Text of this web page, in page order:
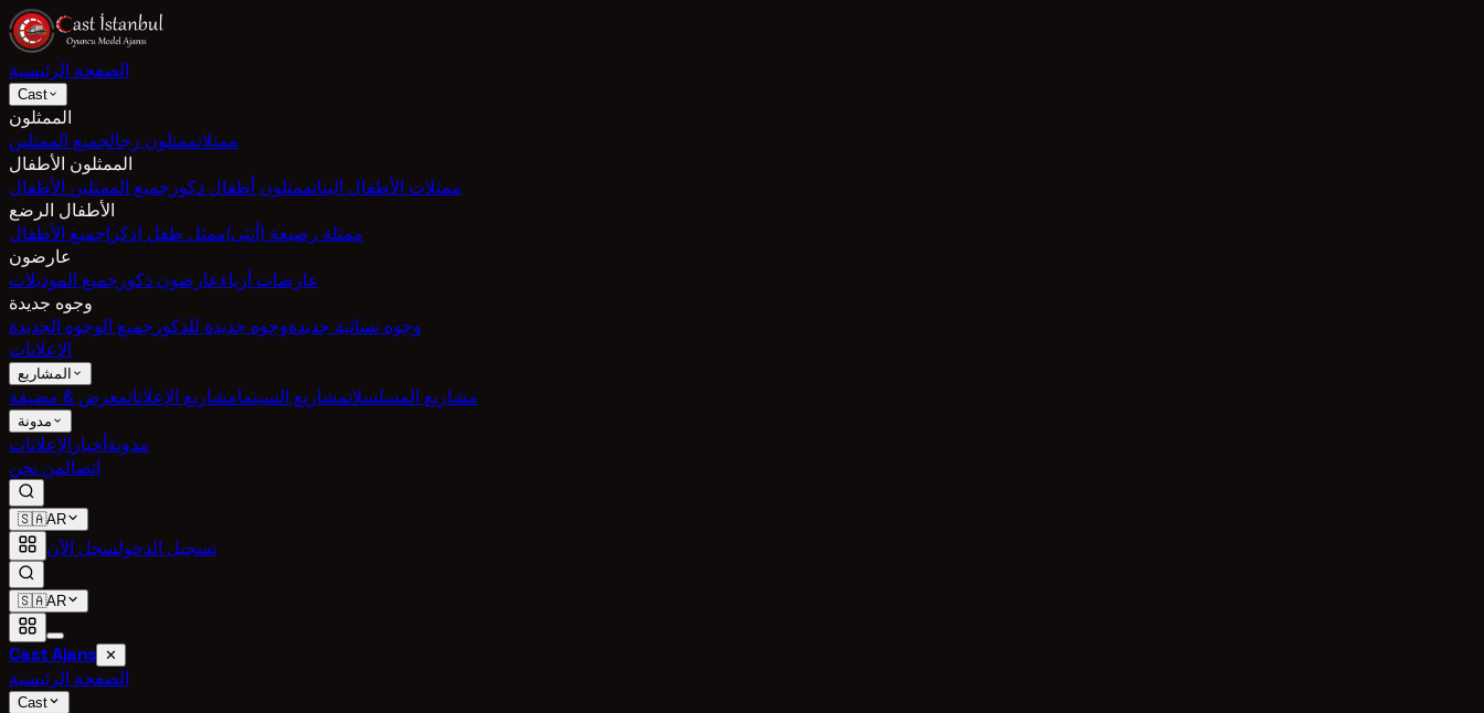
الصفحة الرئيسية
Cast
الممثلون
ممثلاتممثلون رجالجميع الممثلين
الممثلون الأطفال
ممثلات الأطفال البناتممثلون أطفال ذكور جميع الممثلين الأطفال
الأطفال الرضع
ممثلة رضيعة (أنثى)ممثل طفل (ذكر)جميع الأطفال
عارضون
عارضات أزياءعارضون ذكور جميع الموديلات
وجوه جديدة
وجوه نسائية جديدةوجوه جديدة للذكور جميع الوجوه الجديدة
الإعلانات
المشاريع
مشاريع المسلسلاتمشاريع السينمامشاريع الإعلاناتمعرض & مضيفة
مدونة
مدونةأخبار الإعلانات
اتصالمن نحن
🇸🇦AR
تسجيل الدخولسجل الآن
🇸🇦AR
Cast Ajans ✕
الصفحة الرئيسية
Cast